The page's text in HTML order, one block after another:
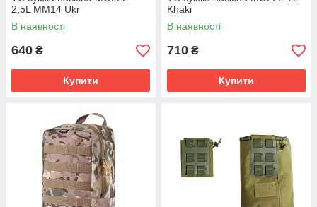
2,5L MM14 Ukr
В наявності
640 ₴
Купити
Khaki
В наявності
710 ₴
Купити